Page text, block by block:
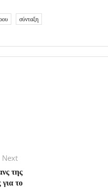
σύνταξη
Next
post:
της
το